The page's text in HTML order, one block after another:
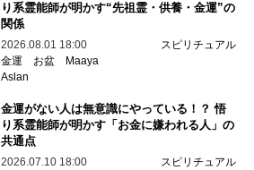
り系霊能師が明かす“先祖霊・供養・金運”の
関係
2026.08.01 18:00
スピリチュアル
金運
お盆
Maaya
Aslan
金運がない人は無意識にやっている！？ 悟
り系霊能師が明かす「お金に嫌われる人」の
共通点
2026.07.10 18:00
スピリチュアル